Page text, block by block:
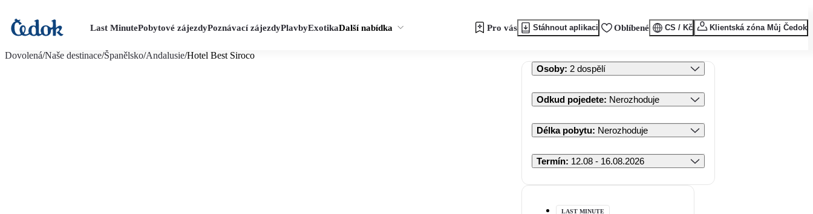
Last MinutePobytové zájezdyPoznávací zájezdyPlavbyExotikaDalší nabídka Pro vás Stáhnout aplikaci Oblíbené CS / Kč Klientská zóna Můj Čedok
Dovolená/Naše destinace/Španělsko/Andalusie/Hotel Best Siroco
Osoby: 2 dospělí
Odkud pojedete: Nerozhoduje
Délka pobytu: Nerozhoduje
Termín: 12.08 - 16.08.2026
LAST MINUTE